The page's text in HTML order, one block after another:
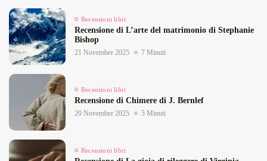
Recensioni libri
Recensione di L’arte del matrimonio di Stephanie
Bishop
21 Novembre 2025 7 Minuti
Recensioni libri
Recensione di Chimere di J. Bernlef
20 Novembre 2025 5 Minuti
Recensioni libri